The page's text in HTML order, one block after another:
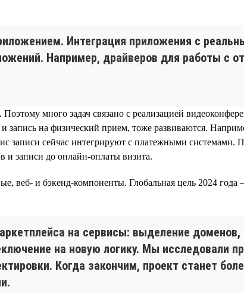
Интеграция приложения с
Например, драйверов для работы с
много задач связано с реализацией
запись на физический прием, тоже развиваются.
записи сейчас интегрируют с платежными системами.
и записи до онлайн-оплаты визита.
веб- и бэкенд-компоненты. Глобальная цель 2024
на сервисы: выделение
на новую логику. Мы исследовали
Когда закончим, проект станет